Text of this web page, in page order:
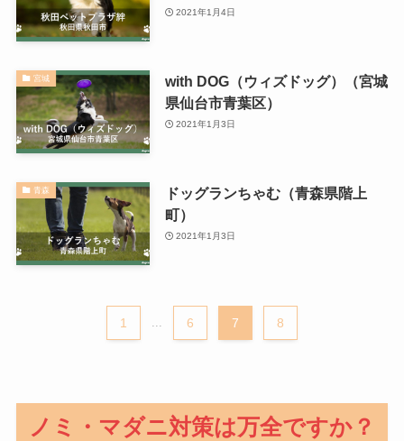
2021年1月4日
宮城
with DOG（ウィズドッグ）（宮城
県仙台市青葉区）
2021年1月3日
青森
ドッグランちゃむ（青森県階上
町）
2021年1月3日
1 6 7 8
ノミ・マダニ対策は万全ですか？